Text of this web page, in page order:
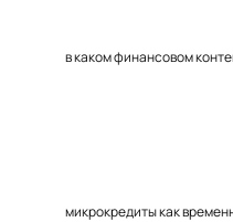
в каком финансовом
микрокредиты как